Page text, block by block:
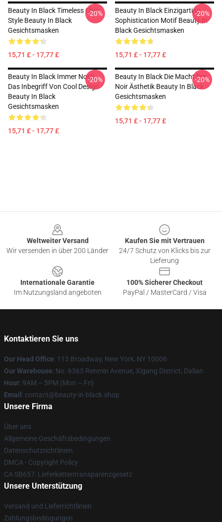
Beauty In Black Timeless Chic
Style Beauty In Black
Gesichtsmasken
15,71 £ - 17,77 £
-20%
Beauty In Black Einzigartige
Sophistication Motif Beauty In
Black Gesichtsmasken
15,71 £ - 17,77 £
-20%
Beauty In Black Immer Noch
Das Inbegriff Von Cool Design
Beauty In Black
Gesichtsmasken
15,71 £ - 17,77 £
-20%
Beauty In Black Die Macht Der
Noir Ästhetik Beauty In Black
Gesichtsmasken
15,71 £ - 17,77 £
-20%
Weltweiter Versand
Wir versenden in über 200 Länder
Kaufen Sie mit Vertrauen
24/7 Schutz von Klicks bis zur
Lieferung
Internationale Garantie
Im Nutzungsland angeboten
100% Sicherer Checkout
PayPal / MasterCard / Visa
Kontaktieren Sie uns
Our Head Office: 115 Broadway, New York, NY 10006
Our Warehouse: No. 6363 Renmin Avenue, Xigang District, Dalian
Hour: 9AM – 5PM (Mon – Fri)
Email : contact@beauty-in-black.shop
Unsere Firma
Über uns
Allgemeine Geschäftsbedingungen
Datenschutzrichtlinien
DMCA - Copyright Policy
CA SB657: Lieferkettentransparenzgesetz
Unsere Unterstützung
Versand und Lieferrichtlinien
Zahlungsbedingungen